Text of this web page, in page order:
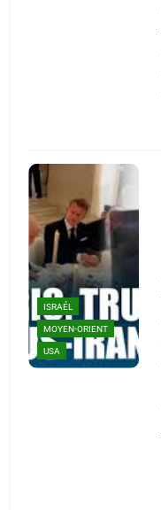
ISRAÉL
MOYEN-ORIENT
USA